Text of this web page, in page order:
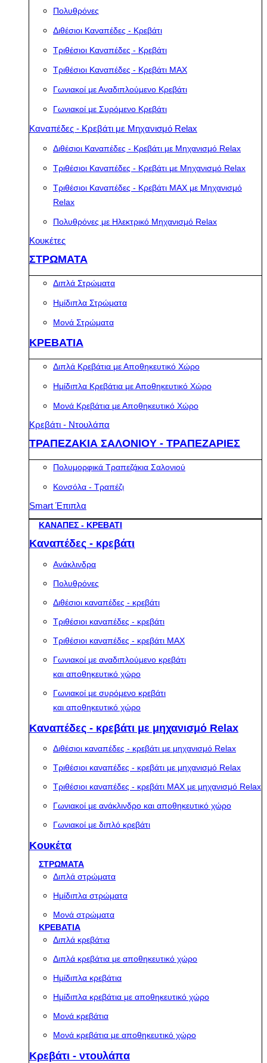
Πολυθρόνες
Διθέσιοι Καναπέδες - Κρεβάτι
Τριθέσιοι Καναπέδες - Κρεβάτι
Τριθέσιοι Καναπέδες - Κρεβάτι MAX
Γωνιακοί με Αναδιπλούμενο Κρεβάτι
Γωνιακοί με Συρόμενο Κρεβάτι
Καναπέδες - Κρεβάτι με Μηχανισμό Relax
Διθέσιοι Καναπέδες - Κρεβάτι με Μηχανισμό Relax
Τριθέσιοι Καναπέδες - Κρεβάτι με Μηχανισμό Relax
Τριθέσιοι Καναπέδες - Κρεβάτι MAX με Μηχανισμό
Relax
Πολυθρόνες με Ηλεκτρικό Μηχανισμό Relax
Κουκέτες
ΣΤΡΩΜΑΤΑ
Διπλά Στρώματα
Ημίδιπλα Στρώματα
Μονά Στρώματα
ΚΡΕΒΑΤΙΑ
Διπλά Κρεβάτια με Αποθηκευτικό Χώρο
Ημίδιπλα Κρεβάτια με Αποθηκευτικό Χώρο
Μονά Κρεβάτια με Αποθηκευτικό Χώρο
Κρεβάτι - Ντουλάπα
ΤΡΑΠΕΖΑΚΙΑ ΣΑΛΟΝΙΟΥ - ΤΡΑΠΕΖΑΡΙΕΣ
Πολυμορφικά Τραπεζάκια Σαλονιού
Κονσόλα - Τραπέζι
Smart Έπιπλα
ΚΑΝΑΠΕΣ - ΚΡΕΒΑΤΙ
Καναπέδες - κρεβάτι
Ανάκλινδρα
Πολυθρόνες
Διθέσιοι καναπέδες - κρεβάτι
Τριθέσιοι καναπέδες - κρεβάτι
Τριθέσιοι καναπέδες - κρεβάτι MAX
Γωνιακοί με αναδιπλούμενο κρεβάτι
και αποθηκευτικό χώρο
Γωνιακοί με συρόμενο κρεβάτι
και αποθηκευτικό χώρο
Καναπέδες - κρεβάτι με μηχανισμό Relax
Διθέσιοι καναπέδες - κρεβάτι με μηχανισμό Relax
Τριθέσιοι καναπέδες - κρεβάτι με μηχανισμό Relax
Τριθέσιοι καναπέδες - κρεβάτι MAX με μηχανισμό Relax
Γωνιακοί με ανάκλινδρο και αποθηκευτικό χώρο
Γωνιακοί με διπλό κρεβάτι
Κουκέτα
ΣΤΡΩΜΑΤΑ
Διπλά στρώματα
Ημίδιπλα στρώματα
Μονά στρώματα
ΚΡΕΒΑΤΙΑ
Διπλά κρεβάτια
Διπλά κρεβάτια με αποθηκευτικό χώρο
Ημίδιπλα κρεβάτια
Ημίδιπλα κρεβάτια με αποθηκευτικό χώρο
Μονά κρεβάτια
Μονά κρεβάτια με αποθηκευτικό χώρο
Κρεβάτι - ντουλάπα